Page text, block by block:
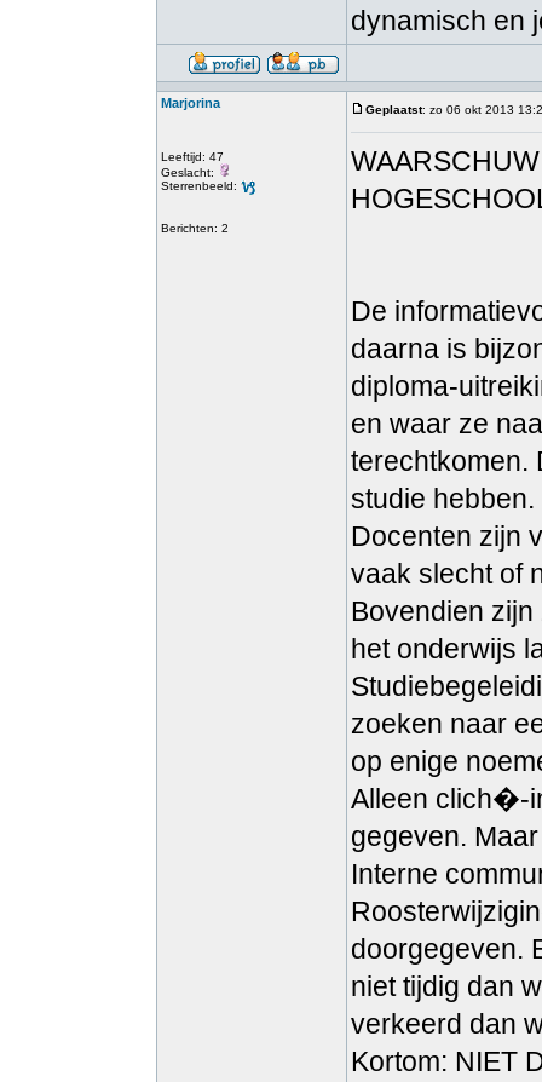
dynamisch en
Marjorina
Leeftijd: 47
Geslacht:
Sterrenbeeld:
Berichten: 2
Geplaatst: zo 06 okt 2013
De
daarna is
diploma-
en waar ze
studie hebben.
Docenten zijn
vaak slecht of
Bovendien
het onderwijs
zoeken naar
op enige
Alleen clich�-
gegeven.
Interne
doorgegeven.
niet tijdig dan
verkeerd dan
Kortom: NIET